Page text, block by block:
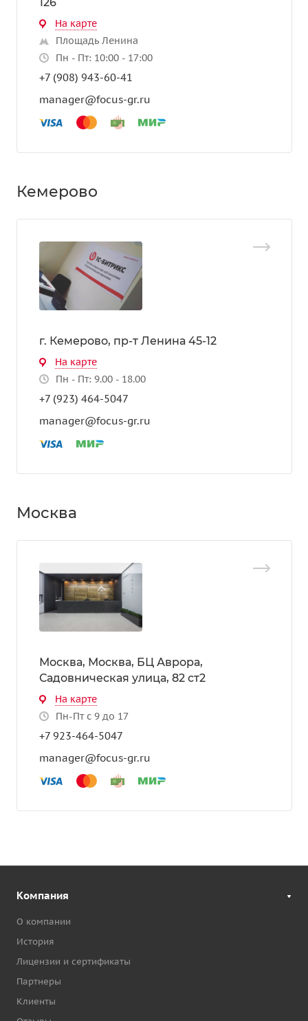
На карте
Площадь Ленина
Пн - Пт: 10:00 - 17:00
+7 (908) 943-60-41
manager@focus-gr.ru
Кемерово
г. Кемерово, пр-т Ленина 45-12
На карте
Пн - Пт: 9.00 - 18.00
+7 (923) 464-5047
manager@focus-gr.ru
Москва
Москва, Москва, БЦ Аврора, ​
Садовническая улица, 82 ст2
На карте
Пн-Пт с 9 до 17
+7 923-464-5047
manager@focus-gr.ru
Компания
О компании
История
Лицензии и сертификаты
Партнеры
Клиенты